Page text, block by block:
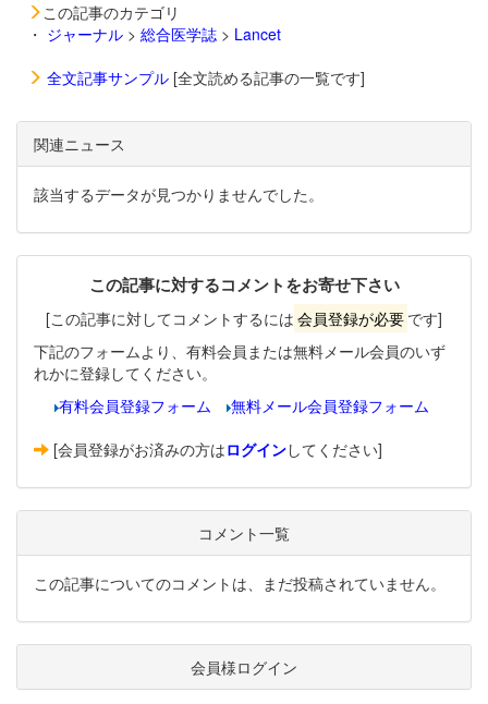
この記事のカテゴリ
・ ジャーナル > 総合医学誌 > Lancet
全文記事サンプル [全文読める記事の一覧です]
関連ニュース
該当するデータが見つかりませんでした。
この記事に対するコメントをお寄せ下さい
[この記事に対してコメントするには 会員登録が必要 です]
下記のフォームより、有料会員または無料メール会員のいず
れかに登録してください。
有料会員登録フォーム
無料メール会員登録フォーム
[会員登録がお済みの方はログインしてください]
コメント一覧
この記事についてのコメントは、まだ投稿されていません。
会員様ログイン